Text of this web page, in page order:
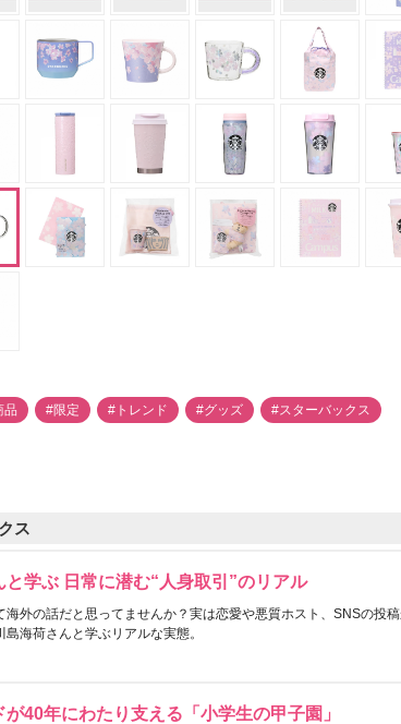
品 #限定 #トレンド #グッズ #スターバックス
ス
と学ぶ 日常に潜む“人身取引”のリアル
海外の話だと思ってませんか？実は恋愛や悪質ホスト、SNSの投
島海荷さんと学ぶリアルな実態。
が40年にわたり支える「小学生の甲子園」